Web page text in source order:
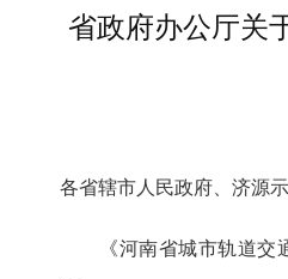
省政府办公厅关
各省辖市人民政府、济源
《河南省城市轨道交通